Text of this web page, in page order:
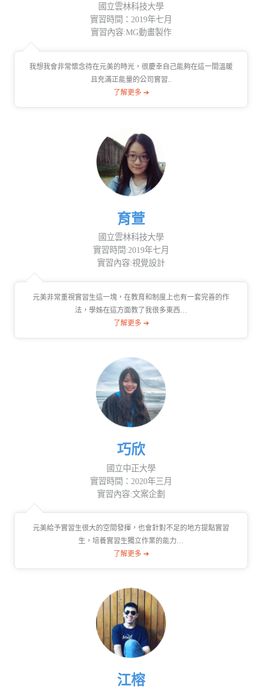
國立雲林科技大學
實習時間：2019年七月
實習內容:MG動畫製作
我想我會非常懷念待在元美的時光，很慶幸自己能夠在這一間溫暖
且充滿正能量的公司實習..
了解更多 ➔
育萱
國立雲林科技大學
實習時間:2019年七月
實習內容:視覺設計
元美非常重視實習生這一塊，在教育和制度上也有一套完善的作
法，學姊在這方面教了我很多東西…
了解更多 ➔
巧欣
國立中正大學
實習時間：2020年三月
實習內容:文案企劃
元美給予實習生很大的空間發揮，也會針對不足的地方提點實習
生，培養實習生獨立作業的能力…
了解更多 ➔
江榕